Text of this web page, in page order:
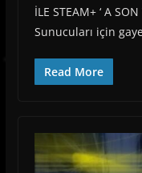
İLE STEAM+ ‘ A
Sunucuları için
Read More